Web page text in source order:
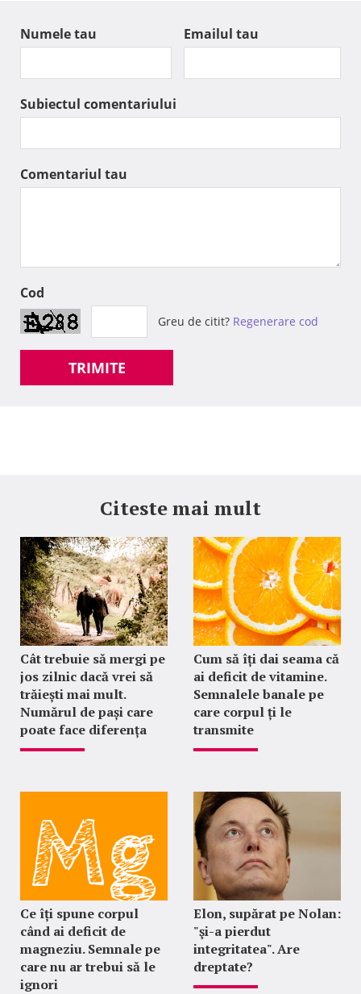
Numele tau Emailul tau
Subiectul comentariului
Comentariul tau
Cod
Greu de citit? Regenerare cod
TRIMITE
Citeste mai mult
Cât trebuie să mergi pe
jos zilnic dacă vrei să
trăiești mai mult.
Numărul de pași care
poate face diferența
Cum să îți dai seama că
ai deficit de vitamine.
Semnalele banale pe
care corpul ți le
transmite
Ce îți spune corpul
când ai deficit de
magneziu. Semnale pe
care nu ar trebui să le
ignori
Elon, supărat pe Nolan:
"şi-a pierdut
integritatea". Are
dreptate?